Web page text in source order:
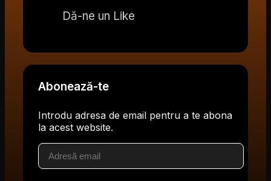
Dă-ne un Like
Abonează-te
Introdu adresa de email pentru a te abona
la acest website.
Adresă
email